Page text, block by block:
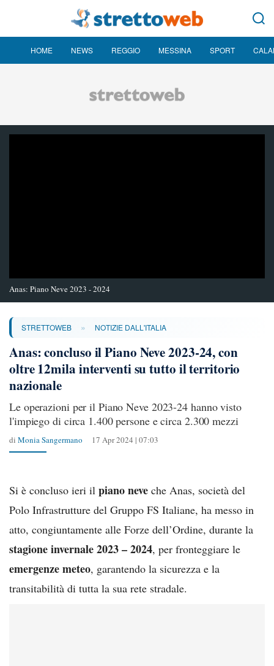
HOME NEWS REGGIO MESSINA SPORT
Anas: Piano Neve 2023 - 2024
STRETTOWEB » NOTIZIE DALL'ITALIA
Anas: concluso il Piano Neve 2023-24, con
oltre 12mila interventi su tutto il territorio
nazionale
Le operazioni per il Piano Neve 2023-24 hanno visto
l'impiego di circa 1.400 persone e circa 2.300 mezzi
di Monia Sangermano 17 Apr 2024 | 07:03
Si è concluso ieri il piano neve che Anas, società del
Polo Infrastrutture del Gruppo FS Italiane, ha messo in
atto, congiuntamente alle Forze dell’Ordine, durante la
stagione invernale 2023 – 2024, per fronteggiare le
emergenze meteo, garantendo la sicurezza e la
transitabilità di tutta la sua rete stradale.